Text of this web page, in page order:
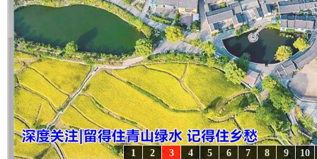
10
9
8
7
6
5
4
3
2
1